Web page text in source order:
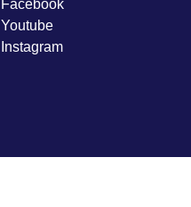
Youtube
Instagram